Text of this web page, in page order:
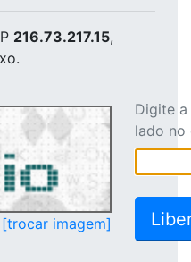
216.73.217.15,
[trocar imagem]
Digite
lado no